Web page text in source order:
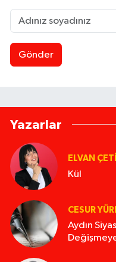
Gönder
Yazarlar
ELVAN
Kül
CESUR
Aydın